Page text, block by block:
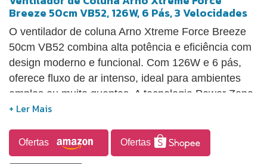
Breeze 50cm VB52, 126W, 6 Pás, 3 Velocidades
O ventilador de coluna Arno Xtreme Force Breeze
50cm VB52 combina alta potência e eficiência com
design moderno e funcional. Com 126W e 6 pás,
oferece fluxo de ar intenso, ideal para ambientes
amplos ou muito quentes. A tecnologia Power Zone
proporciona vento direcionado de alta intensidade,
tornando-o adequado para concentração ou sono
tranquilo. Conta com 3 velocidades: Potência
Ofertas Ofertas